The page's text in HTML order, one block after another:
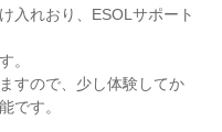
入れおり、 ESOLサポート
。
すので、少し体験してか
です。